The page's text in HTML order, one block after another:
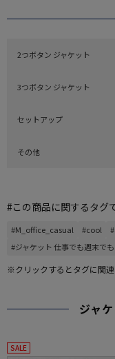
2つボタン ジャケット
3つボタン ジャケット
セットアップ
その他
#この商品に関するタグ
#M_office_casual #cool
#ジャケット 仕事でも週末でも
※クリックするとタグに関連
ジャ
SALE